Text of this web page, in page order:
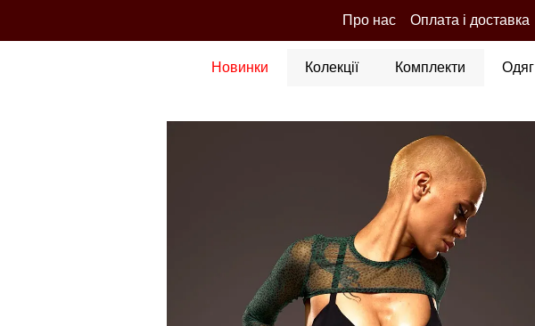
Про нас Оплата і доставка
Новинки Колекції Комплекти Одяг